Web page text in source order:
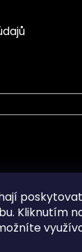
Kliknutím